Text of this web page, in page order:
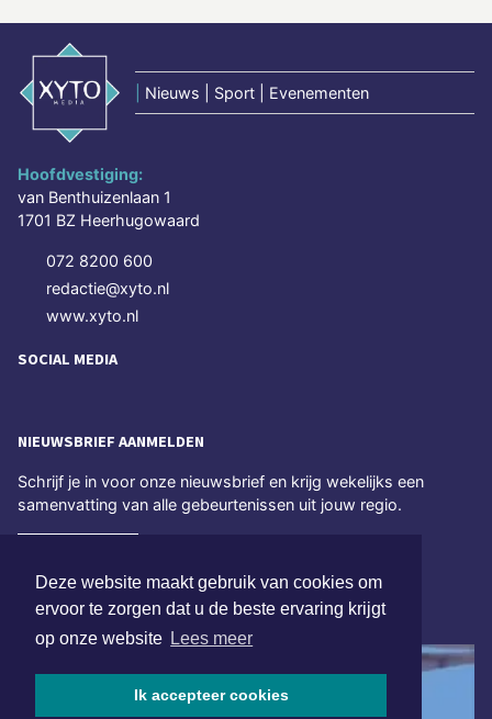
Deze website maakt gebruik van cookies om
ervoor te zorgen dat u de beste ervaring krijgt
op onze website Lees meer
Ik accepteer cookies
Nieuws | Sport | Evenementen
Hoofdvestiging:
van Benthuizenlaan 1
1701 BZ Heerhugowaard
072 8200 600
redactie@xyto.nl
www.xyto.nl
SOCIAL MEDIA
NIEUWSBRIEF AANMELDEN
Schrijf je in voor onze nieuwsbrief en krijg wekelijks een
samenvatting van alle gebeurtenissen uit jouw regio.
ONLINE DAGBLADEN